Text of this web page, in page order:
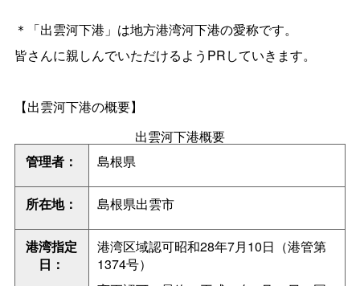
＊「出雲河下港」は地方港湾河下港の愛称です。
皆さんに親しんでいただけるようPRしていきます。
【出雲河下港の概要】
出雲河下港概要
管理者：
島根県
所在地： 島根県出雲市
港湾指定
日：
港湾区域認可昭和28年7月10日（港管第
1374号）